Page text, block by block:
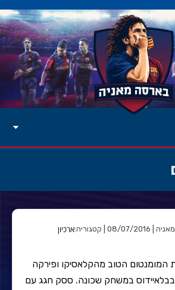
קטגוריה: ארכיון
הטוב מהקלאסיקו ופירקה
בבלאיידוס במשחק שכונה. ססק חגג עם